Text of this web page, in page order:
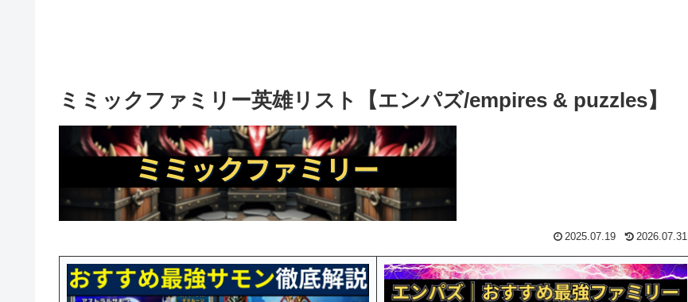
ミミックファミリー英雄リスト【エンパズ/empires & puzzles】
2025.07.19 2026.07.31